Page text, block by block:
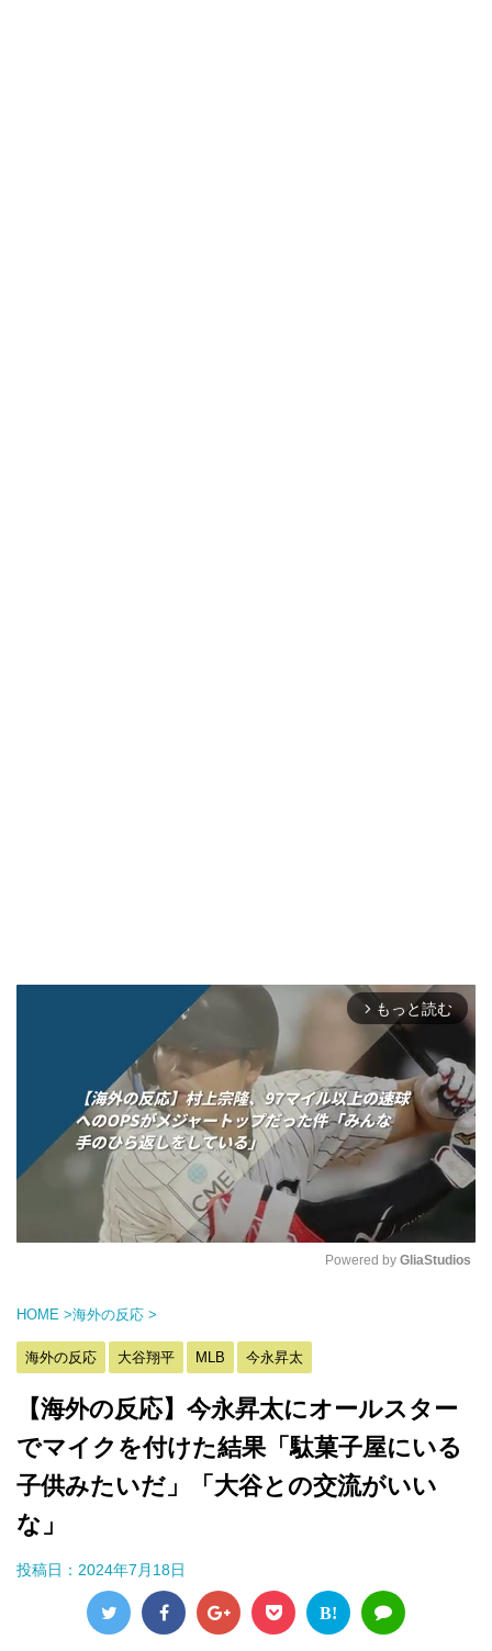
arrow_forward_ios もっと読む
Powered by GliaStudios
HOME >海外の反応 >
海外の反応 大谷翔平 MLB 今永昇太
【海外の反応】今永昇太にオールスター
でマイクを付けた結果「駄菓子屋にいる
子供みたいだ」「大谷との交流がいい
な」
投稿日： 2024年7月18日
B!